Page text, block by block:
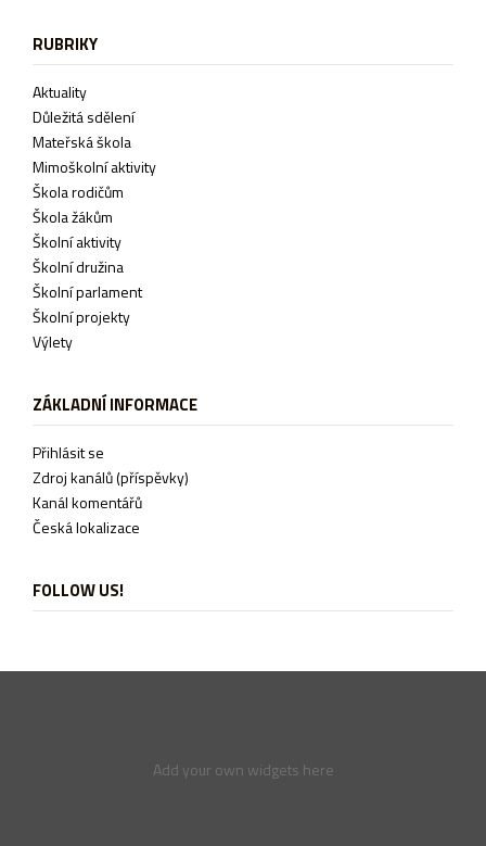
RUBRIKY
Aktuality
Důležitá sdělení
Mateřská škola
Mimoškolní aktivity
Škola rodičům
Škola žákům
Školní aktivity
Školní družina
Školní parlament
Školní projekty
Výlety
ZÁKLADNÍ INFORMACE
Přihlásit se
Zdroj kanálů (příspěvky)
Kanál komentářů
Česká lokalizace
FOLLOW US!
Add your own widgets here